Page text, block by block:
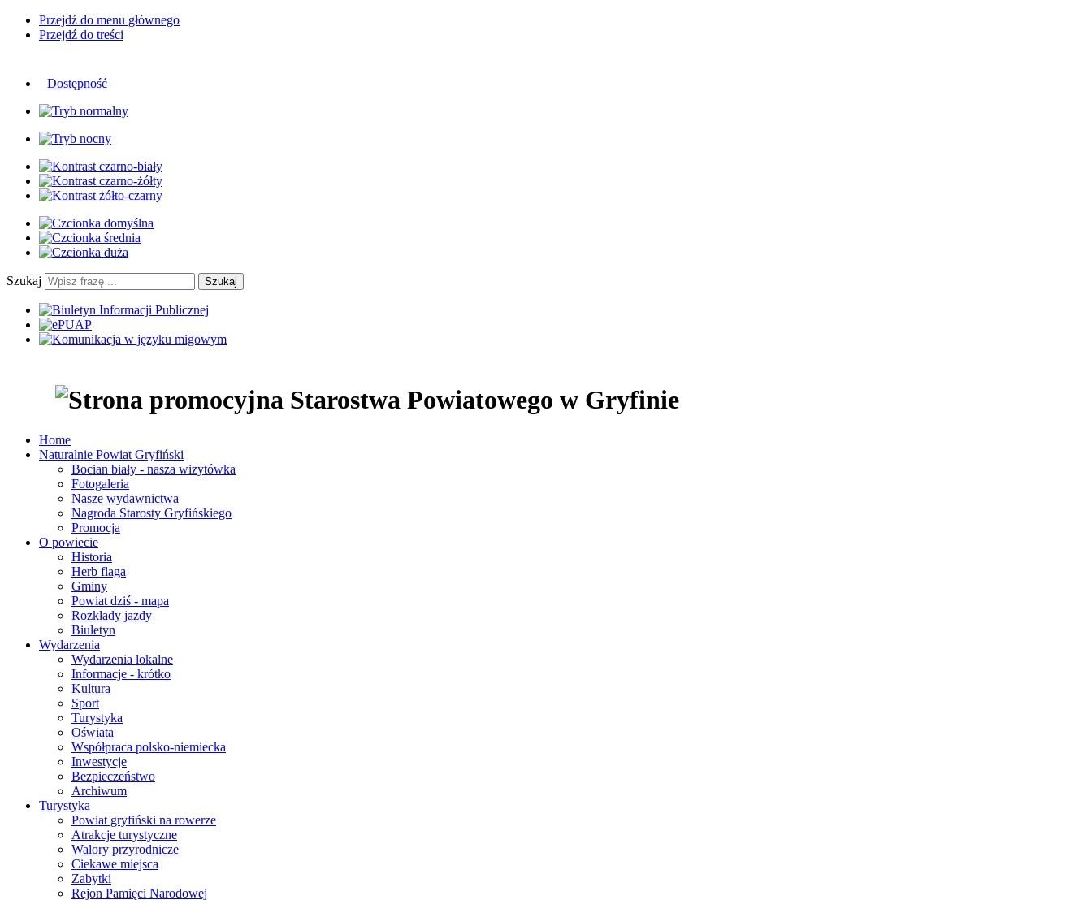
Przejdź do menu głównego
Przejdź do treści
Dostępność
Szukaj Szukaj
Home
Naturalnie Powiat Gryfiński
Bocian biały - nasza wizytówka
Fotogaleria
Nasze wydawnictwa
Nagroda Starosty Gryfińskiego
Promocja
O powiecie
Historia
Herb flaga
Gminy
Powiat dziś - mapa
Rozkłady jazdy
Biuletyn
Wydarzenia
Wydarzenia lokalne
Informacje - krótko
Kultura
Sport
Turystyka
Oświata
Współpraca polsko-niemiecka
Inwestycje
Bezpieczeństwo
Archiwum
Turystyka
Powiat gryfiński na rowerze
Atrakcje turystyczne
Walory przyrodnicze
Ciekawe miejsca
Zabytki
Rejon Pamięci Narodowej